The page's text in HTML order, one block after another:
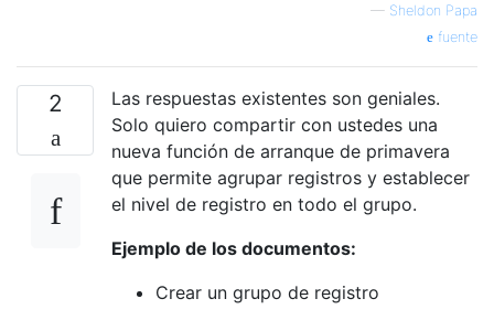
<filter
                <level>TRACE</level>
                <onMatch>ACCEPT</onMatch>
<onMismatch>DENY</
            <file>business.log</file>
<rollingPolicy
— Sheldon Papa
fuente
2
Las respuestas existentes son geniales.
Solo quiero compartir con ustedes una
nueva función de arranque de primavera
que permite agrupar registros y establecer
el nivel de registro en todo el grupo.
Ejemplo de los documentos:
Crear un grupo de registro